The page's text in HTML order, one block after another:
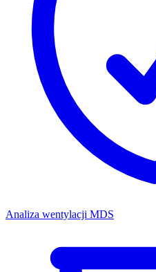
Analiza wentylacji MDS